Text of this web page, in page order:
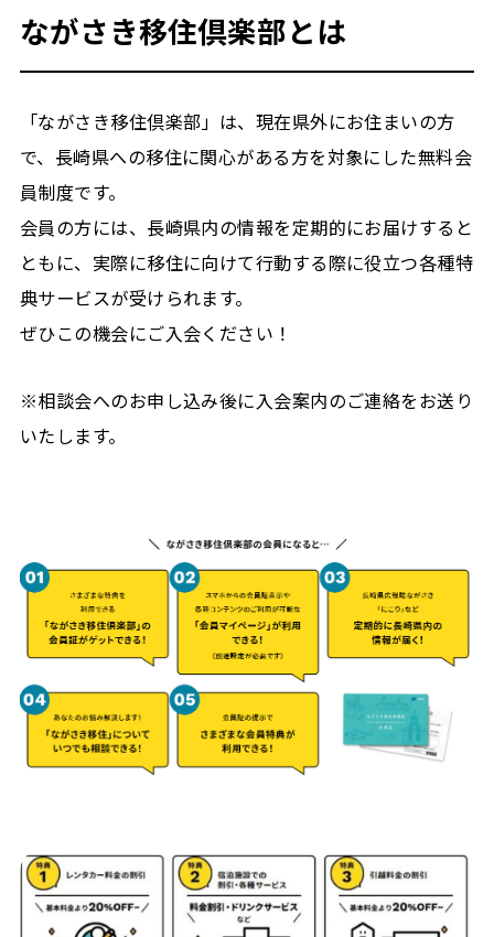
ながさき移住倶楽部とは
「ながさき移住倶楽部」は、現在県外にお住まいの方
で、長崎県への移住に関心がある方を対象にした無料会
員制度です。
会員の方には、長崎県内の情報を定期的にお届けすると
ともに、実際に移住に向けて行動する際に役立つ各種特
典サービスが受けられます。
ぜひこの機会にご入会ください！
※相談会へのお申し込み後に入会案内のご連絡をお送り
いたします。